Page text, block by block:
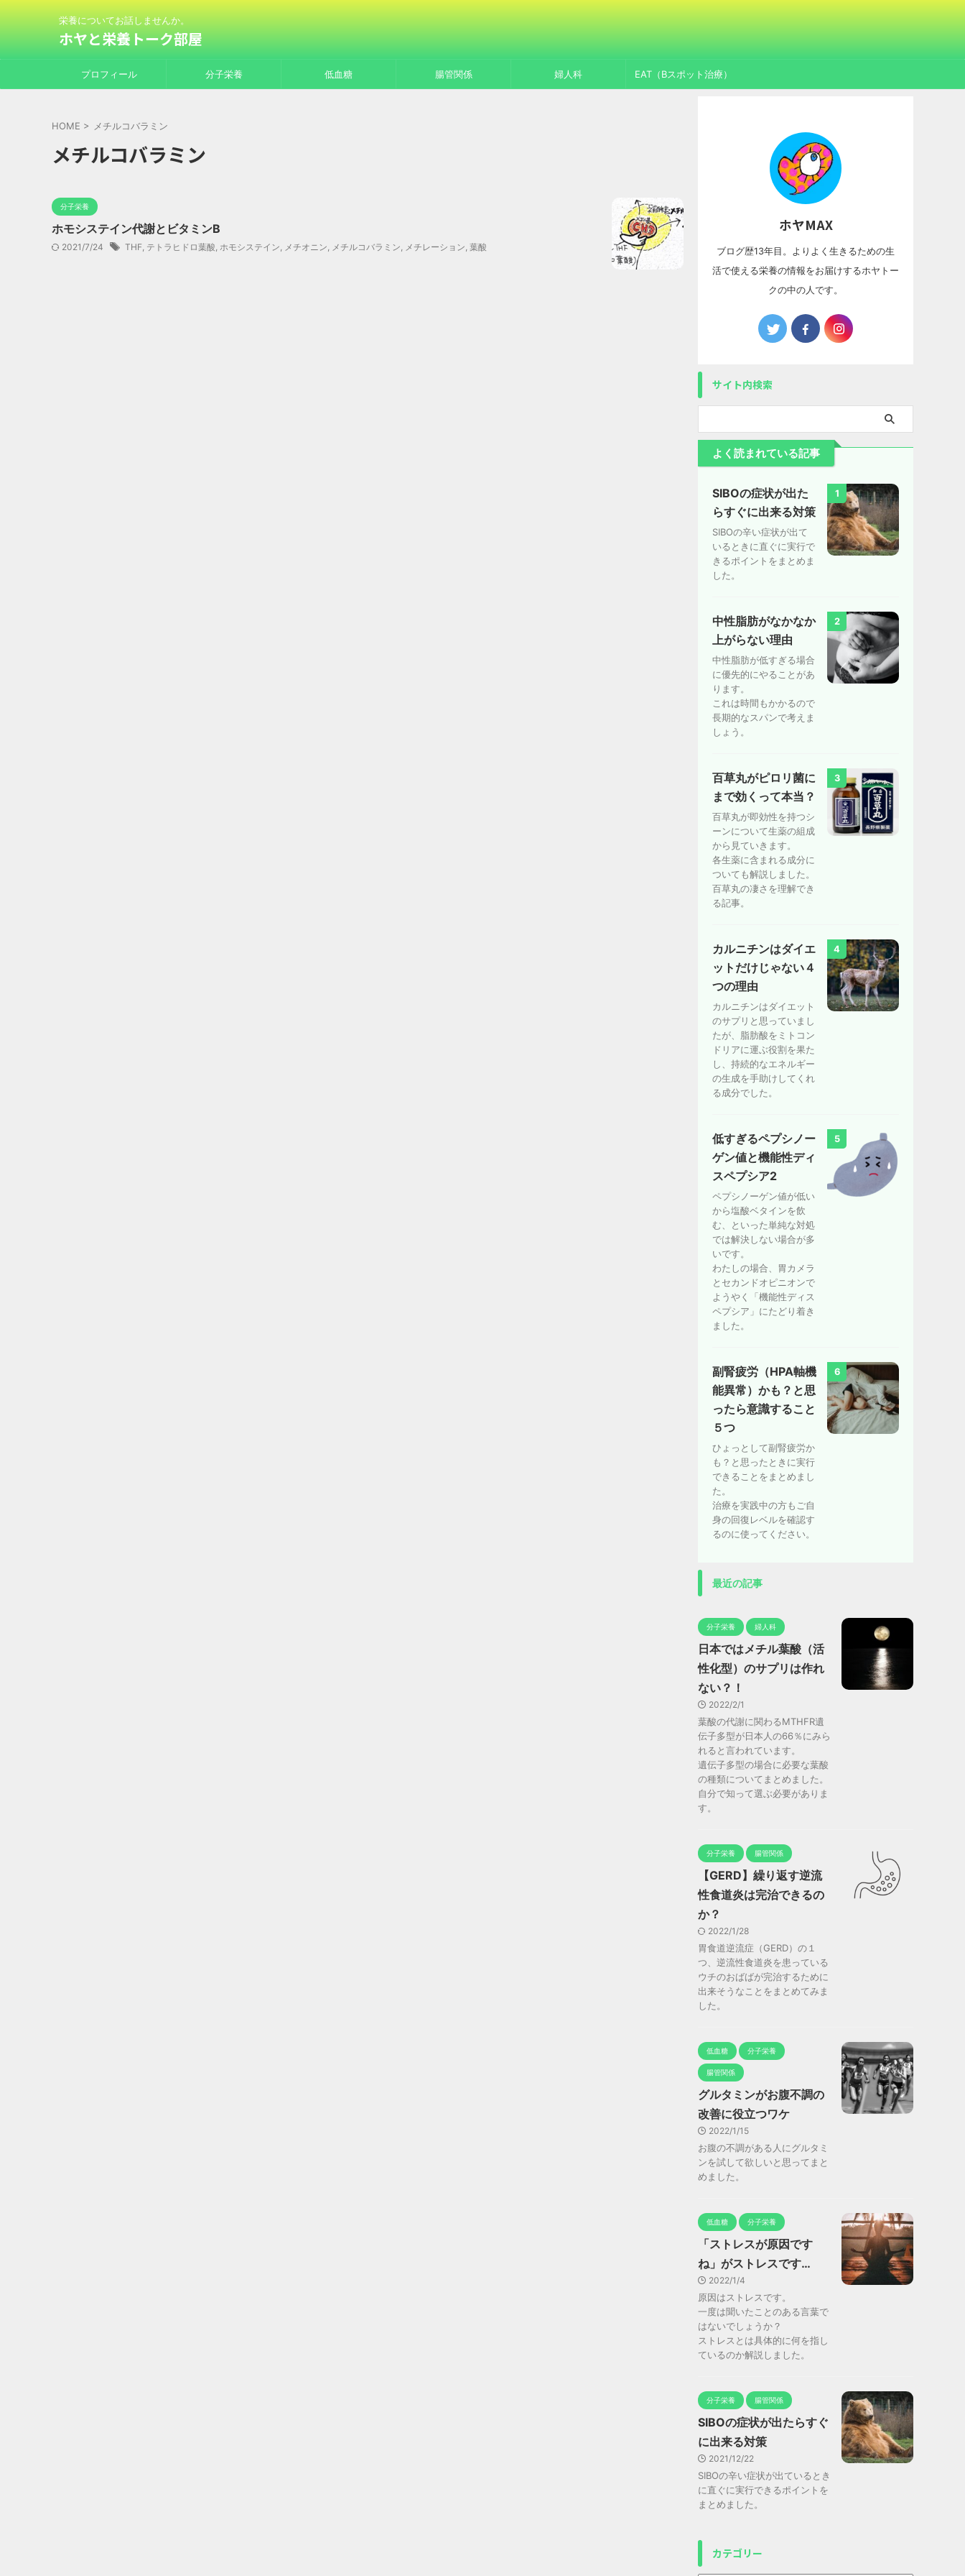
栄養についてお話しませんか。
ホヤと栄養トーク部屋
プロフィール 分子栄養 低血糖 腸管関係 婦人科 EAT（Bスポット治療）
HOME > メチルコバラミン
メチルコバラミン
分子栄養
ホモシステイン代謝とビタミンB
2021/7/24 THF, テトラヒドロ葉酸, ホモシステイン, メチオニン, メチルコバラミン, メチレーション, 葉酸
ホヤMAX
ブログ歴13年目。よりよく生きるための生
活で使える栄養の情報をお届けするホヤトー
クの中の人です。
サイト内検索
よく読まれている記事
1
SIBOの症状が出た
らすぐに出来る対策
SIBOの辛い症状が出て
いるときに直ぐに実行で
きるポイントをまとめま
した。
2
中性脂肪がなかなか
上がらない理由
中性脂肪が低すぎる場合
に優先的にやることがあ
ります。
これは時間もかかるので
長期的なスパンで考えま
しょう。
3
百草丸がピロリ菌に
まで効くって本当？
百草丸が即効性を持つシ
ーンについて生薬の組成
から見ていきます。
各生薬に含まれる成分に
ついても解説しました。
百草丸の凄さを理解でき
る記事。
4
カルニチンはダイエ
ットだけじゃない４
つの理由
カルニチンはダイエット
のサプリと思っていまし
たが、脂肪酸をミトコン
ドリアに運ぶ役割を果た
し、持続的なエネルギー
の生成を手助けしてくれ
る成分でした。
5
低すぎるペプシノー
ゲン値と機能性ディ
スペプシア2
ペプシノーゲン値が低い
から塩酸ベタインを飲
む、といった単純な対処
では解決しない場合が多
いです。
わたしの場合、胃カメラ
とセカンドオピニオンで
ようやく「機能性ディス
ペプシア」にたどり着き
ました。
6
副腎疲労（HPA軸機
能異常）かも？と思
ったら意識すること
５つ
ひょっとして副腎疲労か
も？と思ったときに実行
できることをまとめまし
た。
治療を実践中の方もご自
身の回復レベルを確認す
るのに使ってください。
最近の記事
分子栄養 婦人科
日本ではメチル葉酸（活
性化型）のサプリは作れ
ない？！
2022/2/1
葉酸の代謝に関わるMTHFR遺
伝子多型が日本人の66％にみら
れると言われています。
遺伝子多型の場合に必要な葉酸
の種類についてまとめました。
自分で知って選ぶ必要がありま
す。
分子栄養 腸管関係
【GERD】繰り返す逆流
性食道炎は完治できるの
か？
2022/1/28
胃食道逆流症（GERD）の１
つ、逆流性食道炎を患っている
ウチのおばばが完治するために
出来そうなことをまとめてみま
した。
低血糖 分子栄養
腸管関係
グルタミンがお腹不調の
改善に役立つワケ
2022/1/15
お腹の不調がある人にグルタミ
ンを試して欲しいと思ってまと
めました。
低血糖 分子栄養
「ストレスが原因です
ね」がストレスです…
2022/1/4
原因はストレスです。
一度は聞いたことのある言葉で
はないでしょうか？
ストレスとは具体的に何を指し
ているのか解説しました。
分子栄養 腸管関係
SIBOの症状が出たらすぐ
に出来る対策
2021/12/22
SIBOの辛い症状が出ているとき
に直ぐに実行できるポイントを
まとめました。
カテゴリー